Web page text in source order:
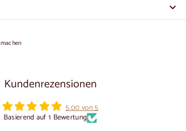
Kundenrezensionen
5.00 von 5
Basierend auf 1 Bewertung